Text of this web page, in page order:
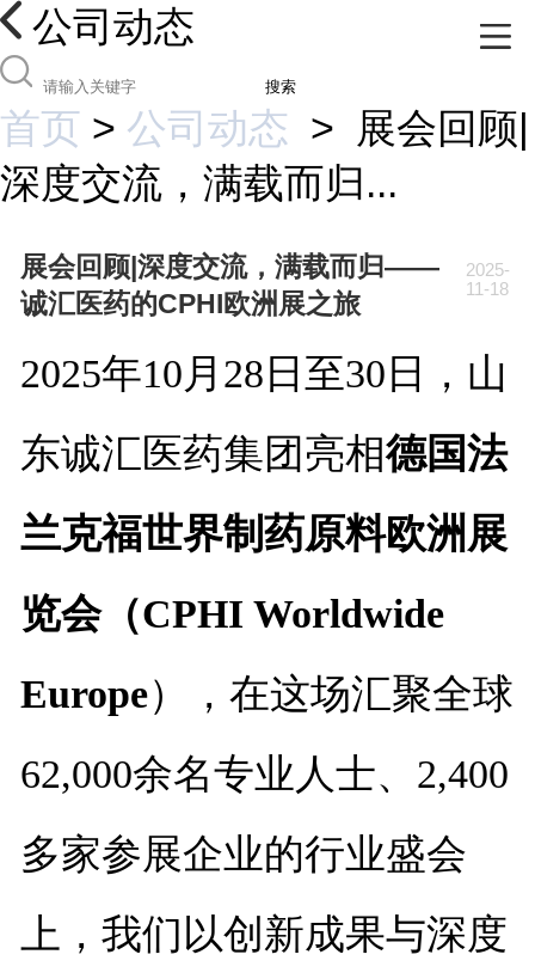
公司动态
搜索
首页 > 公司动态 >
展会回顾|
深度交流，满载而归...
展会回顾|深度交流，满载而归——
诚汇医药的CPHI欧洲展之旅
2025-
11-18
2025年10月28日至30日，山
东诚汇医药集团亮相德国法
兰克福世界制药原料欧洲展
览会（CPHI Worldwide
Europe），在这场汇聚全球
62,000余名专业人士、2,400
多家参展企业的行业盛会
上，我们以创新成果与深度